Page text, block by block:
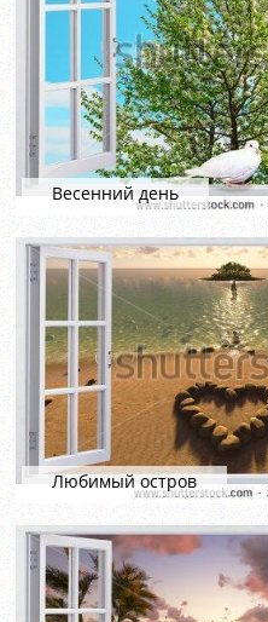
Весенний день
Любимый остров